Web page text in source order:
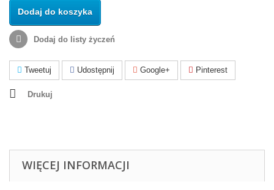
Dodaj do koszyka
Dodaj do listy życzeń
Tweetuj Udostępnij Google+ Pinterest
Drukuj
WIĘCEJ INFORMACJI